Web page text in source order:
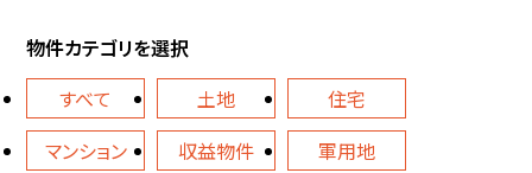
物件カテゴリを選択
すべて
土地
住宅
マンション
収益物件
軍用地